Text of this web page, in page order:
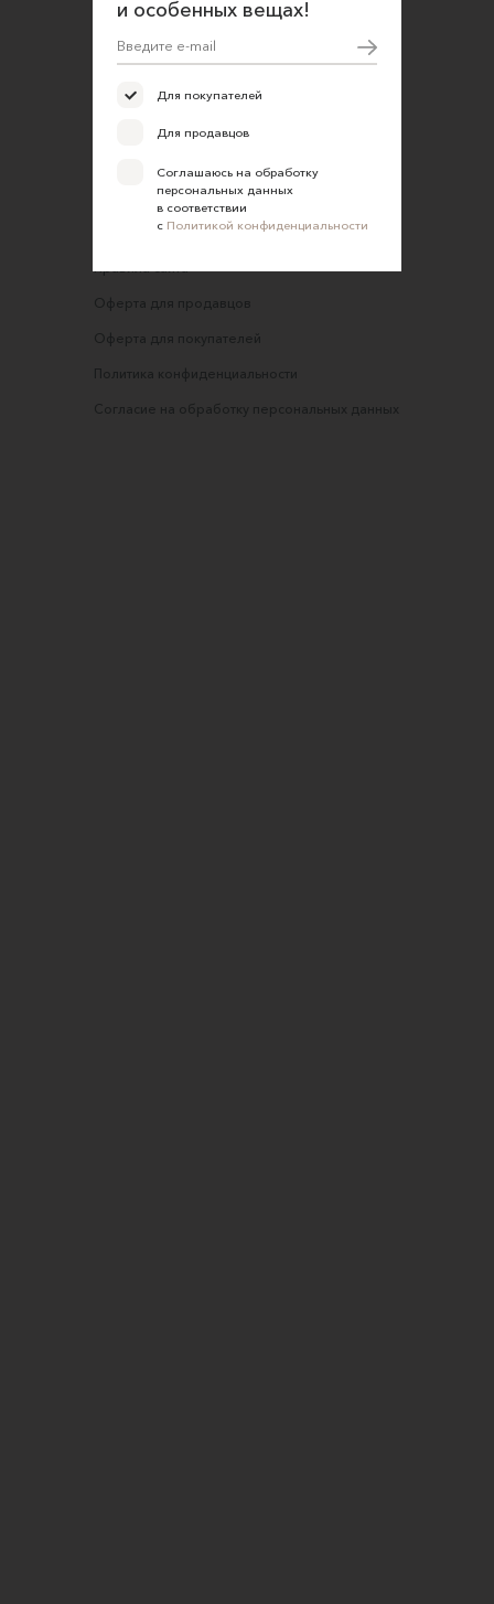
О нас
Открыть магазин
Участие в офлайн-маркете
Обратная связь
Соглашение об оказании услуг
Оферта для продавцов
Оферта для покупателей
Политика конфиденциальности
Согласие на обработку персональных данных
и особенных вещах!
Для покупателей
Для продавцов
Соглашаюсь на обработку
персональных данных
в соответствии
с Политикой конфиденциальности